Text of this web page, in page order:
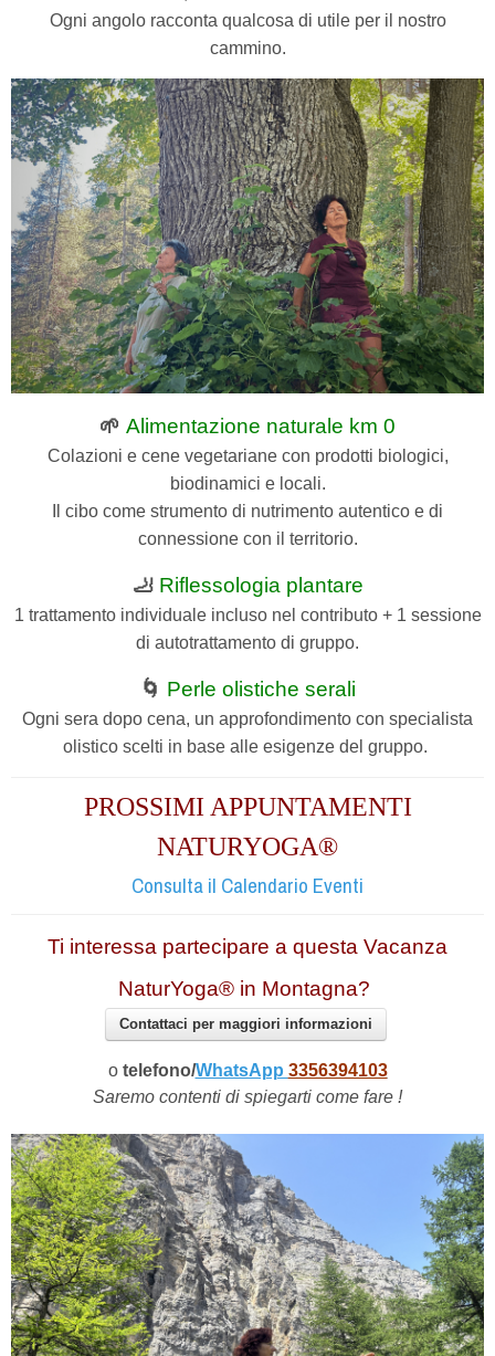
Ogni angolo racconta qualcosa di utile per il nostro
cammino.
🌱 Alimentazione naturale km 0
Colazioni e cene vegetariane con prodotti biologici,
biodinamici e locali.
Il cibo come strumento di nutrimento autentico e di
connessione con il territorio.
🦶 Riflessologia plantare
1 trattamento individuale incluso nel contributo + 1 sessione
di autotrattamento di gruppo.
🌀 Perle olistiche serali
Ogni sera dopo cena, un approfondimento con specialista
olistico scelti in base alle esigenze del gruppo.
PROSSIMI APPUNTAMENTI
NATURYOGA®
Consulta il Calendario Eventi
Ti interessa partecipare a questa Vacanza
NaturYoga® in Montagna?
Contattaci per maggiori informazioni
o telefono/WhatsApp 3356394103
Saremo contenti di spiegarti come fare !